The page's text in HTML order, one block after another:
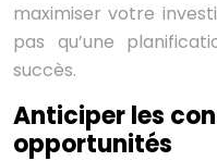
maximiser votre
pas qu’une
succès.
Anticiper les
opportunités